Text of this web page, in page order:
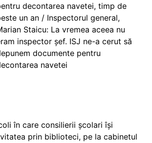
decontarea navetei, timp de
un an / Inspectorul general,
Staicu: La vremea aceea nu
inspector șef. ISJ ne-a cerut să
documente pentru
navetei
în care consilierii școlari își
prin biblioteci, pe la cabinetul